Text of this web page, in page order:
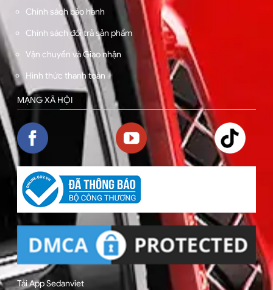
Chính sách bảo hành
Chính sách đổi trả sản phẩm
Vận chuyển và Giao nhận
Hình thức thanh toán
MẠNG XÃ HỘI
Tải App Sedanviet